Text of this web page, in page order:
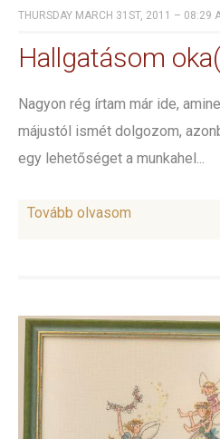
THURSDAY MARCH 31ST, 2011 – 08:29
Hallgatásom
Nagyon rég írtam már ide,
májustól ismét dolgozom,
egy lehetőséget a munkahel...
Tovább olvasom